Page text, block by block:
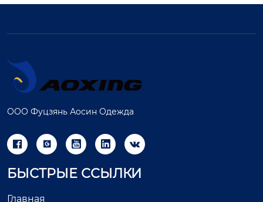
ООО Фуцзянь Аосин Одежда
    
БЫСТРЫЕ ССЫЛКИ
Главная